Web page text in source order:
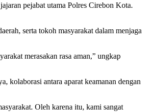
pejabat utama Polres Cirebon Kota.
serta tokoh masyarakat dalam menjaga
merasakan rasa aman,” ungkap
kolaborasi antara aparat keamanan dengan
Oleh karena itu, kami sangat